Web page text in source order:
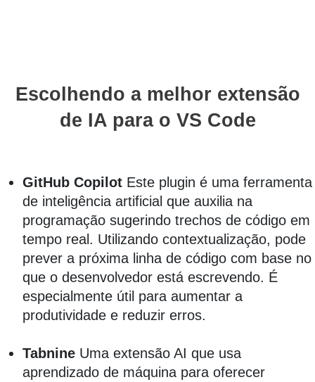
Escolhendo a melhor extensão
de IA para o VS Code
GitHub Copilot Este plugin é uma ferramenta
de inteligência artificial que auxilia na
programação sugerindo trechos de código em
tempo real. Utilizando contextualização, pode
prever a próxima linha de código com base no
que o desenvolvedor está escrevendo. É
especialmente útil para aumentar a
produtividade e reduzir erros.
Tabnine Uma extensão AI que usa
aprendizado de máquina para oferecer